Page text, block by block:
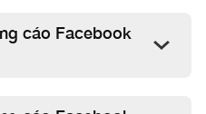
cáo Facebook